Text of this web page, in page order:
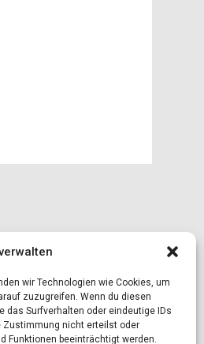
wir Technologien wie Cookies, um
zuzugreifen. Wenn du diesen
das Surfverhalten oder eindeutige IDs
Zustimmung nicht erteilst oder
Funktionen beeinträchtigt werden.